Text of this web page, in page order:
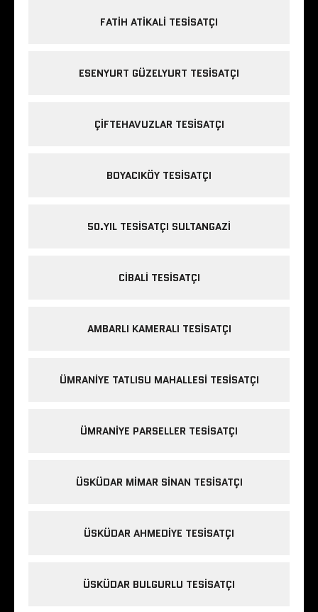
FATIH ATIKALI TESISATÇI
ESENYURT GÜZELYURT TESISATÇI
ÇIFTEHAVUZLAR TESISATÇI
BOYACIKÖY TESISATÇI
50.YIL TESISATÇI SULTANGAZI
CIBALI TESISATÇI
AMBARLI KAMERALI TESISATÇI
ÜMRANIYE TATLISU MAHALLESI TESISATÇI
ÜMRANIYE PARSELLER TESISATÇI
ÜSKÜDAR MIMAR SINAN TESISATÇI
ÜSKÜDAR AHMEDIYE TESISATÇI
ÜSKÜDAR BULGURLU TESISATÇI